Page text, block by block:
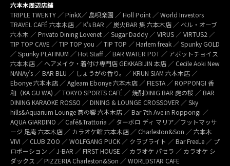
六本木周辺店舗
TRIPLE TWENTY ／ PinkX／ 島唄楽園 ／ Holl Point ／ World Investors
TRAVEL CAFÉ 六本木店 ／ K’s BAR ／ 炭火BAR 集 六本木店 ／ ベル・オーブ
六本木 ／ Privato Dining Lovenet ／ Sugar Daddy ／ VIRUS ／ VIRTUS2 ／
TIP TOP CAVE ／ TIP TOP you ／ TIP TOP ／ Harlem freak ／ Spunky GOLD
／ Spunky PLATINUM ／ Hot Staff ／ BAR WATER POT ／ アボットチョイス
六本木店 ／ ヘアメイク・着付け専門店 GEKKABIJIN 本店 ／ Cecile Aoki New
NANAy’s ／ BAR BLU ／ しょうがの香り。／ KRUN SIAM 六本木店 ／
Ebonye 六本木店 ／ Agleam Ebonye 六本木店 ／ FIESTA ／ ROPPONGI 香
和（KA GU WA) ／ TOKYO SPORTS CAFÉ ／ 焼酎DINIG BAR 虎の桜 ／ BAR
DINING KARAOKE ROSSO ／ DINING & LOUNGE CROSSOVER ／ Sky
hills&Aquarium Lounge 蒼の響 六本木店 ／ Bar 7th Ave.in Roppongi ／
AQUA GIARDINO ／ Café&Trattoria ／ ターボロ ディ マリア／フットマッサ
ージ 足庵 六本木店 ／ カラオケ館 六本木店 ／ Charleston&Son ／ 六本木
VIVI ／ CLUB ZOO ／ WOLFGANG PUCK ／ クラブライト ／ Bar FreeLe ／ プ
ロポーション ／ J-BAR ／ FIRST HOUSE ／ カラオケ パセラ ／ カラオケ シ
ダックス ／ PIZZERIA Charleston&Son ／ WORLDSTAR CAFE